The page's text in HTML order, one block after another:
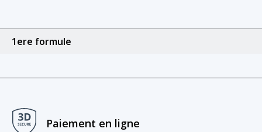
1ere formule
Paiement en ligne